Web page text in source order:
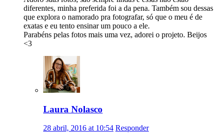
diferentes, minha preferida foi a da pena. Também sou dessas
que explora o namorado pra fotografar, só que o meu é de
exatas e eu tento ensinar um pouco a ele.
Parabéns pelas fotos mais uma vez, adorei o projeto. Beijos
<3
Laura Nolasco
28 abril, 2016 at 10:54 Responder